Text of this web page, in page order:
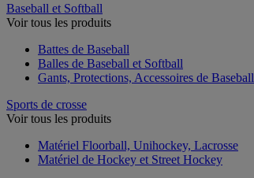
Baseball et Softball
Voir tous les produits
Battes de Baseball
Balles de Baseball et Softball
Gants, Protections, Accessoires de Baseball
Sports de crosse
Voir tous les produits
Matériel Floorball, Unihockey, Lacrosse
Matériel de Hockey et Street Hockey